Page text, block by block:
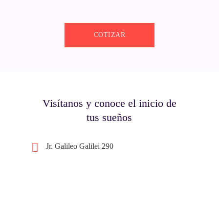
COTIZAR
Visítanos y conoce el inicio de
tus sueños
Jr. Galileo Galilei 290